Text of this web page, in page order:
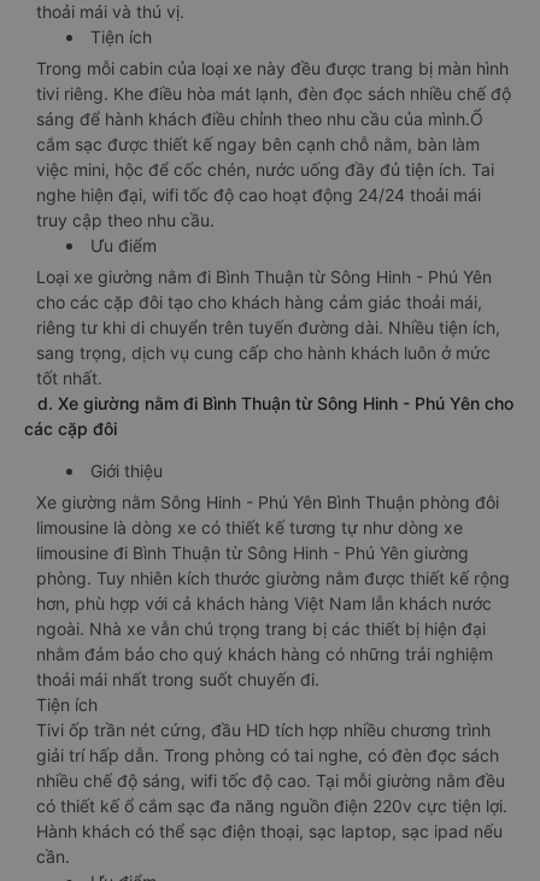
thoải mái và thú vị.
Tiện ích
Trong mỗi cabin của loại xe này đều được trang bị màn hình
tivi riêng. Khe điều hòa mát lạnh, đèn đọc sách nhiều chế độ
sáng để hành khách điều chỉnh theo nhu cầu của mình.Ổ
cắm sạc được thiết kế ngay bên cạnh chỗ nằm, bàn làm
việc mini, hộc để cốc chén, nước uống đầy đủ tiện ích. Tai
nghe hiện đại, wifi tốc độ cao hoạt động 24/24 thoải mái
truy cập theo nhu cầu.
Ưu điểm
Loại xe giường nằm đi Bình Thuận từ Sông Hinh - Phú Yên
cho các cặp đôi tạo cho khách hàng cảm giác thoải mái,
riêng tư khi di chuyển trên tuyến đường dài. Nhiều tiện ích,
sang trọng, dịch vụ cung cấp cho hành khách luôn ở mức
tốt nhất.
d. Xe giường nằm đi Bình Thuận từ Sông Hinh - Phú Yên cho
các cặp đôi
Giới thiệu
Xe giường nằm Sông Hinh - Phú Yên Bình Thuận phòng đôi
limousine là dòng xe có thiết kế tương tự như dòng xe
limousine đi Bình Thuận từ Sông Hinh - Phú Yên giường
phòng. Tuy nhiên kích thước giường nằm được thiết kế rộng
hơn, phù hợp với cả khách hàng Việt Nam lẫn khách nước
ngoài. Nhà xe vẫn chú trọng trang bị các thiết bị hiện đại
nhằm đảm bảo cho quý khách hàng có những trải nghiệm
thoải mái nhất trong suốt chuyến đi.
Tiện ích
Tivi ốp trần nét cứng, đầu HD tích hợp nhiều chương trình
giải trí hấp dẫn. Trong phòng có tai nghe, có đèn đọc sách
nhiều chế độ sáng, wifi tốc độ cao. Tại mỗi giường nằm đều
có thiết kế ổ cắm sạc đa năng nguồn điện 220v cực tiện lợi.
Hành khách có thể sạc điện thoại, sạc laptop, sạc ipad nếu
cần.